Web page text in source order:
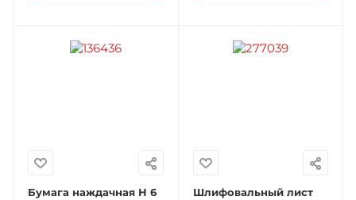
Бумага наждачная Н 6
Шлифовальный лист